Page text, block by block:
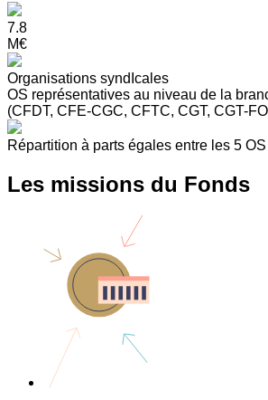
7.8
M€
Organisations syndIcales
OS représentatives au niveau de la
(CFDT, CFE-CGC, CFTC, CGT, CGT-
Répartition à parts égales entre les 5 OS
Les missions du Fonds